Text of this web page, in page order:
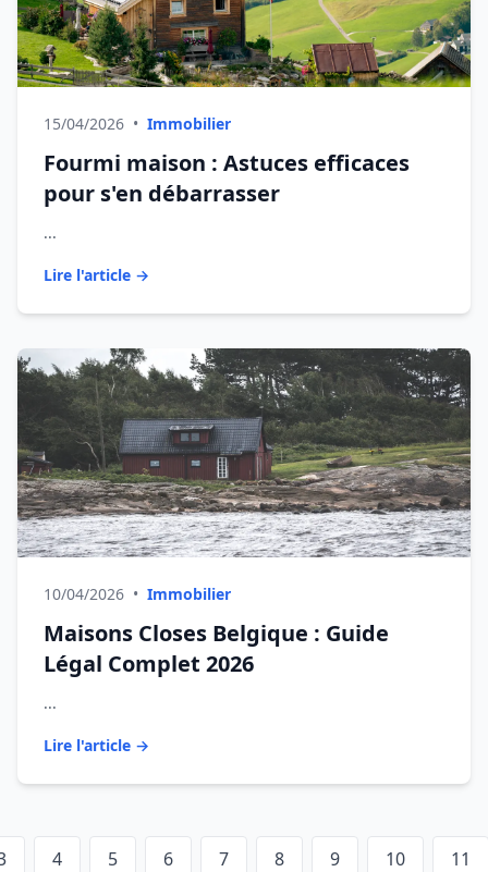
15/04/2026 • Immobilier
Fourmi maison : Astuces efficaces
pour s'en débarrasser
...
Lire l'article →
10/04/2026 • Immobilier
Maisons Closes Belgique : Guide
Légal Complet 2026
...
Lire l'article →
4 5 6 7 8 9 10 11